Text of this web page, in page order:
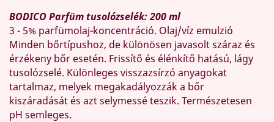
BODICO Parfüm tusolózselék: 200 ml
3 - 5% parfümolaj-koncentráció. Olaj/víz emulzió
Minden bőrtípushoz, de különösen javasolt száraz és
érzékeny bőr esetén. Frissítő és élénkítő hatású, lágy
tusolózselé. Különleges visszazsírzó anyagokat
tartalmaz, melyek megakadályozzák a bőr
kiszáradását és azt selymessé teszik. Természetesen
pH semleges.